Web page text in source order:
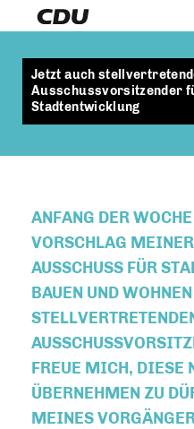
Jetzt auch
Ausschussvorsitzender
Stadtentwicklung
ANFANG DER
VORSCHLAG
AUSSCHUSS FÜR
BAUEN UND
FREUE MICH, DIESE
ÜBERNEHMEN ZU
MEINES